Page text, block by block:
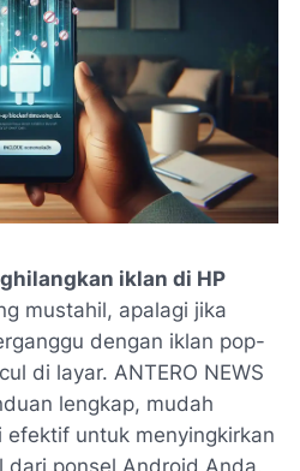
iklan di HP
mustahil, apalagi jika
dengan iklan pop-
di layar. ANTERO NEWS
lengkap, mudah
untuk menyingkirkan